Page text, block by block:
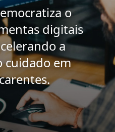
o
digitais
a
cuidado em